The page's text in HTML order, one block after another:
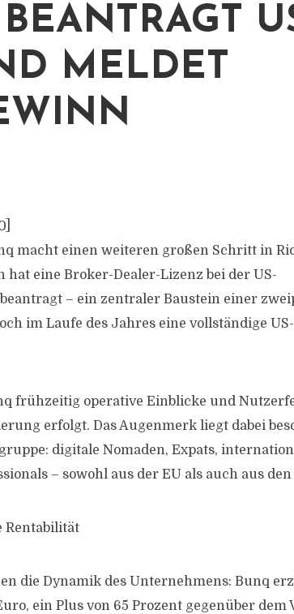
MELDET
macht einen weiteren großen Schritt in
eine Broker-Dealer-Lizenz bei der US-
– ein zentraler Baustein einer
im Laufe des Jahres eine vollständige
frühzeitig operative Einblicke und
erfolgt. Das Augenmerk liegt dabei
digitale Nomaden, Expats,
– sowohl aus der EU als auch aus den
Rentabilität
die Dynamik des Unternehmens: Bunq
ein Plus von 65 Prozent gegenüber dem